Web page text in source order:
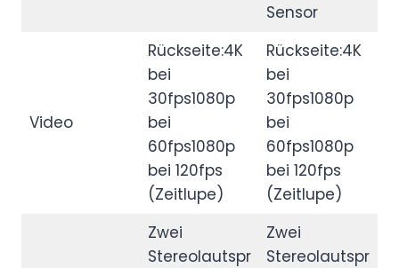
Sensor
Video
Rückseite:4K
bei
30fps1080p
bei
60fps1080p
bei 120fps
(Zeitlupe)
Rückseite:4K
bei
30fps1080p
bei
60fps1080p
bei 120fps
(Zeitlupe)
Zwei
Stereolautspr
Zwei
Stereolautspr